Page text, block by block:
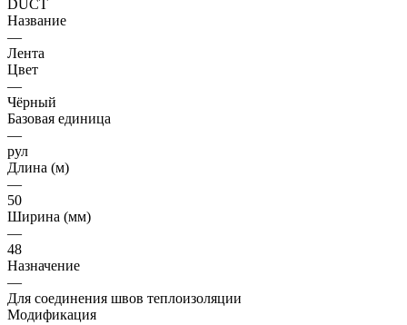
DUCT
Название
—
Лента
Цвет
—
Чёрный
Базовая единица
—
рул
Длина (м)
—
50
Ширина (мм)
—
48
Назначение
—
Для соединения швов теплоизоляции
Модификация